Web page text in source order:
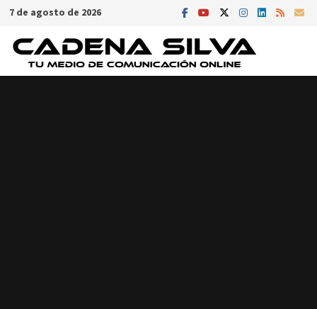
Saltar
contenido
7 de agosto de 2026